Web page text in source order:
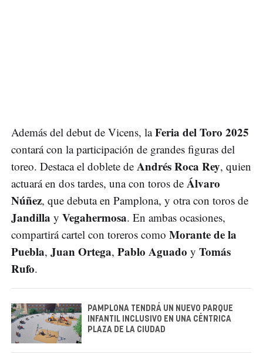
Además del debut de Vicens, laFeria del Toro 2025
contará con la participación de grandes figuras del
toreo. Destaca el doblete de Andrés Roca Rey, quien
actuará en dos tardes, una con toros de Álvaro
Núñez, que debuta en Pamplona, y otra con toros de
Jandilla y Vegahermosa. En ambas ocasiones,
compartirá cartel con toreros como Morante de la
Puebla, Juan Ortega, Pablo Aguado y Tomás
Rufo.
PAMPLONA TENDRÁ UN NUEVO PARQUE
INFANTIL INCLUSIVO EN UNA CÉNTRICA
PLAZA DE LA CIUDAD